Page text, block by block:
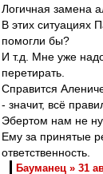
Логичная замена
В этих ситуациях
помогли бы?
И т.д. Мне уже
перетирать.
Справится
- значит, всё
Эбертом нам не
Ему за принятые
ответственность.
Бауманец » 31